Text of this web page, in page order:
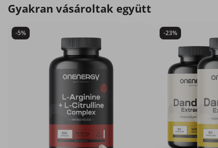
Gyakran vásároltak együtt
-5% -23%